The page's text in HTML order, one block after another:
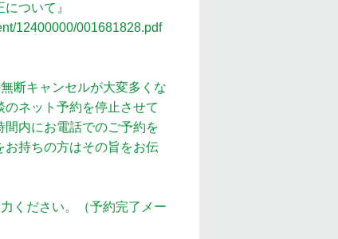
ついて』
12400000/001681828.pdf
断キャンセルが大変多くな
ネット予約を停止させて
内にお電話でのご予約を
お持ちの方はその旨をお伝
ください。（予約完了メー